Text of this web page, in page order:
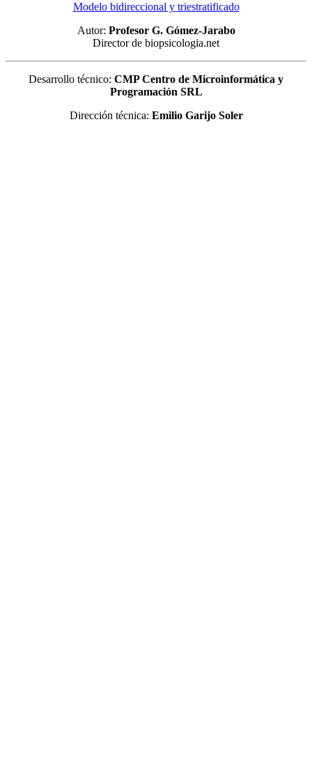
Modelo bidireccional y triestratificado
Autor: Profesor G. Gómez-Jarabo
Director de biopsicologia.net
Desarrollo técnico: CMP Centro de Microinformática y
Programación SRL
Dirección técnica: Emilio Garijo Soler